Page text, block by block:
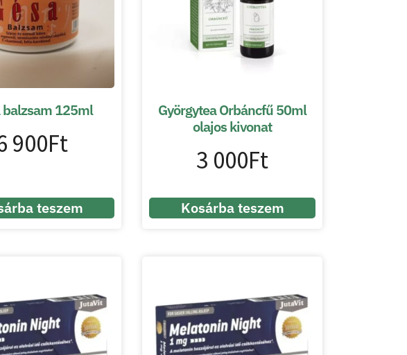
balzsam 125ml
900Ft
teszem
Györgytea Orbáncfű 50ml
olajos kivonat
3 000Ft
Kosárba teszem